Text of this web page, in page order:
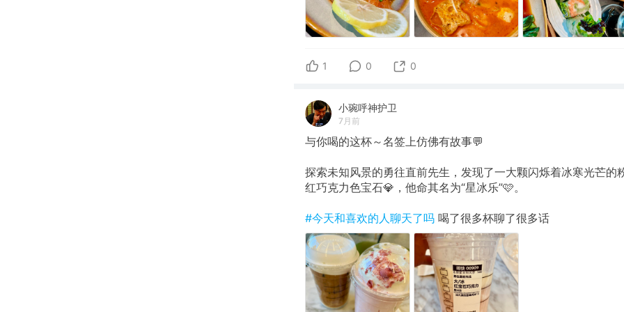
1 0 0
小琬呼神护卫
7月前
与你喝的这杯～名签上仿佛有故事💬
探索未知风景的勇往直前先生，发现了一大颗闪烁着冰寒光芒的
红巧克力色宝石💎，他命其名为“星冰乐”🩷。
#今天和喜欢的人聊天了吗 喝了很多杯聊了很多话